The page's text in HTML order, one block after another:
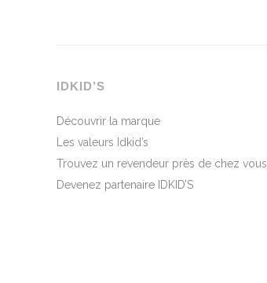
IDKID’S
Découvrir la marque
Les valeurs Idkid’s
Trouvez un revendeur près de chez vous
Devenez partenaire IDKID’S